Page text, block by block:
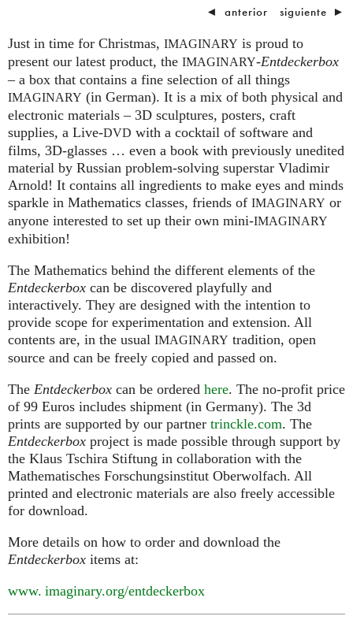
◄ anterior siguiente ►
Just in time for Christmas, IMAGINARY is proud to
present our latest product, the IMAGINARY-Entdeckerbox
– a box that contains a fine selection of all things
IMAGINARY (in German). It is a mix of both physical and
electronic materials – 3D sculptures, posters, craft
supplies, a Live-DVD with a cocktail of software and
films, 3D-glasses … even a book with previously unedited
material by Russian problem-solving superstar Vladimir
Arnold! It contains all ingredients to make eyes and minds
sparkle in Mathematics classes, friends of IMAGINARY or
anyone interested to set up their own mini-IMAGINARY
exhibition!
The Mathematics behind the different elements of the
Entdeckerbox can be discovered playfully and
interactively. They are designed with the intention to
provide scope for experimentation and extension. All
contents are, in the usual IMAGINARY tradition, open
source and can be freely copied and passed on.
The Entdeckerbox can be ordered here. The no-profit price
of 99 Euros includes shipment (in Germany). The 3d
prints are supported by our partner trinckle.com. The
Entdeckerbox project is made possible through support by
the Klaus Tschira Stiftung in collaboration with the
Mathematisches Forschungsinstitut Oberwolfach. All
printed and electronic materials are also freely accessible
for download.
More details on how to order and download the
Entdeckerbox items at:
www. imaginary.org/entdeckerbox